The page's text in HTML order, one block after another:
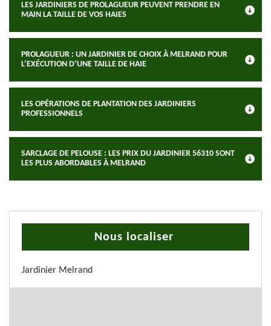
LES JARDINIERS DE PROLAGUEUR PEUVENT PRENDRE EN
MAIN LA TAILLE DE VOS HAIES
PROLAGUEUR : UN JARDINIER DE CHOIX À MELRAND POUR
L’EXÉCUTION D’UNE TAILLE DE HAIE
LES OPÉRATIONS DE PLANTATION DES JARDINIERS
PROFESSIONNELS
SARCLAGE DE PELOUSE : LES PRIX DU JARDINIER 56310 SONT
LES PLUS ABORDABLES À MELRAND
Nous localiser
Jardinier Melrand